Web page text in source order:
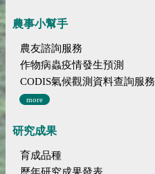
農事小幫手
農友諮詢服務
作物病蟲疫情發生預測
CODIS氣候觀測資料查詢服務
more
研究成果
育成品種